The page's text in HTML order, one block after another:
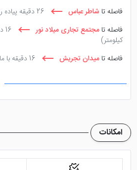
فاصله تا شاطر عباس 26 دقیقه پیاده روی
فاصله تا مجتمع تجاری میلاد نور 16 دقیقه با ماشین
کیلومتر)
فاصله تا میدان تجریش 16 دقیقه با ماشین
امکانات